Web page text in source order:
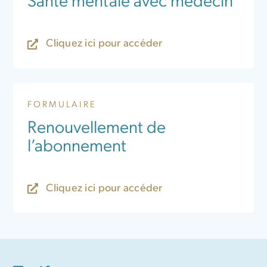
Cliquez ici pour accéder
FORMULAIRE
Renouvellement de
l’abonnement
Cliquez ici pour accéder